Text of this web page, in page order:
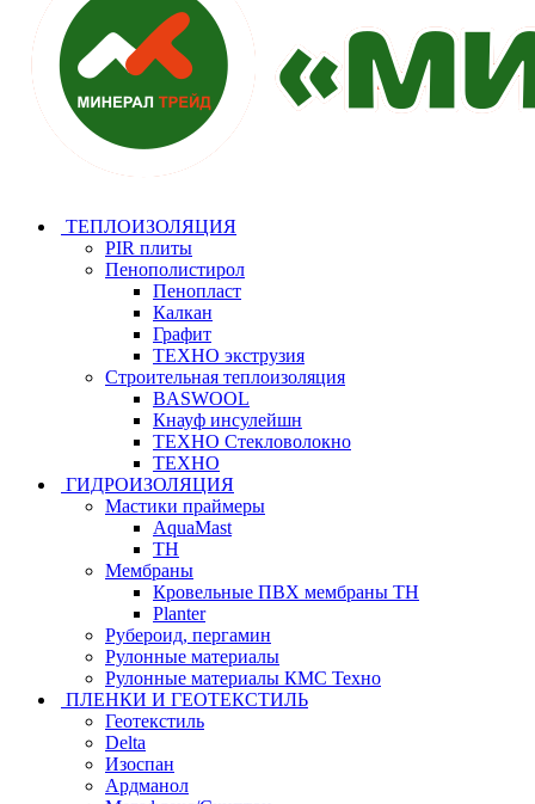
ТЕПЛОИЗОЛЯЦИЯ
PIR плиты
Пенополистирол
Пенопласт
Калкан
Графит
ТЕХНО экструзия
Строительная теплоизоляция
BASWOOL
Кнауф инсулейшн
ТЕХНО Стекловолокно
ТЕХНО
ГИДРОИЗОЛЯЦИЯ
Мастики праймеры
AquaMast
ТН
Мембраны
Кровельные ПВХ мембраны ТН
Planter
Рубероид, пергамин
Рулонные материалы
Рулонные материалы КМС Техно
ПЛЕНКИ И ГЕОТЕКСТИЛЬ
Геотекстиль
Delta
Изоспан
Ардманол